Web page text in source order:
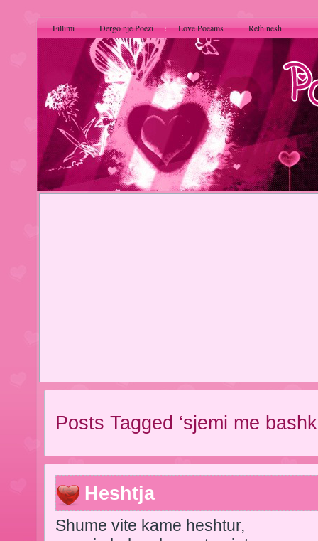
Fillimi Dergo nje Poezi Love Poeams Reth nesh
Posts Tagged ‘sjemi me
Heshtja
Shume vite kame heshtur,